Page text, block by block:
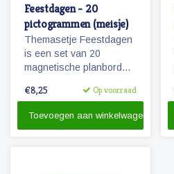
Feestdagen - 20
pictogrammen (meisje)
Themasetje Feestdagen
is een set van 20
magnetische planbord
€8,25 Op voorraad
Toevoegen aan winkelwagen